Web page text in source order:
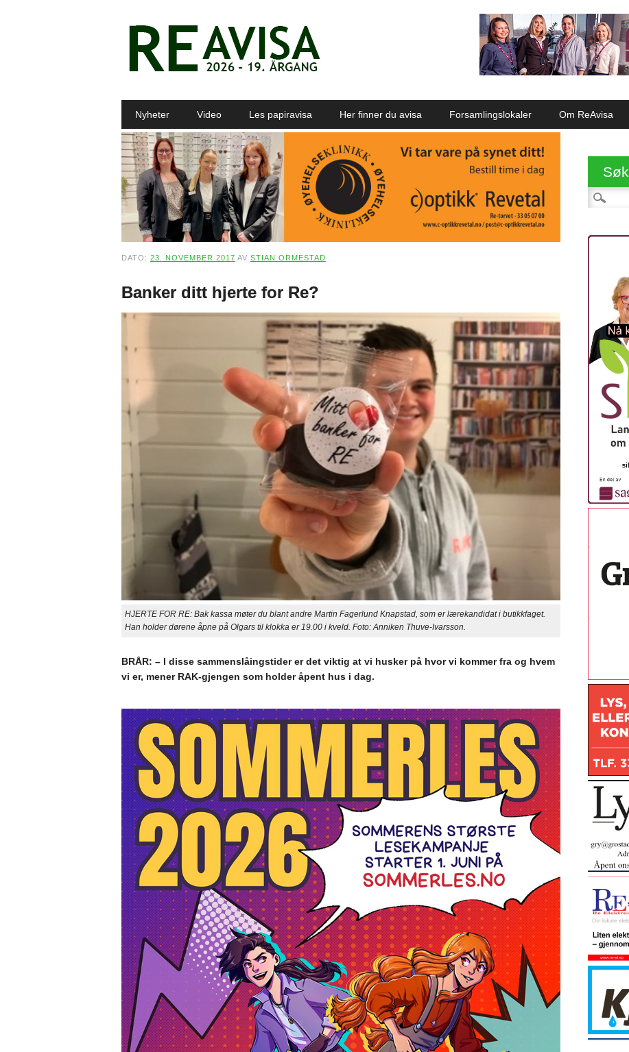
Main menu
Nyheter Video Les papiravisa Her finner du avisa Forsamlingslokaler Om ReAvisa
DATO: 23. NOVEMBER 2017 AV STIAN ORMESTAD
Banker ditt hjerte for Re?
HJERTE FOR RE: Bak kassa møter du blant andre Martin Fagerlund Knapstad, som er lærekandidat i butikkfaget.
Han holder dørene åpne på Olgars til klokka er 19.00 i kveld. Foto: Anniken Thuve-Ivarsson.
BRÅR: – I disse sammenslåingstider er det viktig at vi husker på hvor vi kommer fra og hvem
vi er, mener RAK-gjengen som holder åpent hus i dag.
Søk
Søk etter: